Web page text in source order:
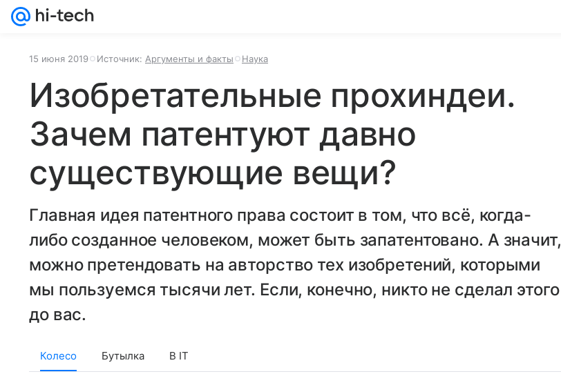
15 июня 2019 Источник: Аргументы и факты Наука
Изобретательные прохиндеи.
Зачем патентуют давно
существующие вещи?
Главная идея патентного права состоит в том, что всё, когда-
либо созданное человеком, может быть запатентовано. А значит,
можно претендовать на авторство тех изобретений, которыми
мы пользуемся тысячи лет. Если, конечно, никто не сделал этого
до вас.
Колесо Бутылка В IT